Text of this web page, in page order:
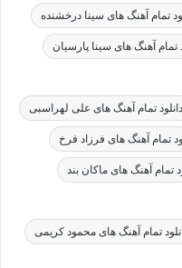
تمام آهنگ های سینا درخشنده
تمام آهنگ های سینا پارسیان
دانلود تمام آهنگ های علی لهراسبی
تمام آهنگ های فرزاد فرخ
تمام آهنگ های ماکان بند
تمام آهنگ های محمود کریمی